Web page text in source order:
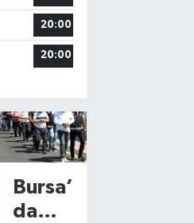
20:00
20:00
Bursa’
da